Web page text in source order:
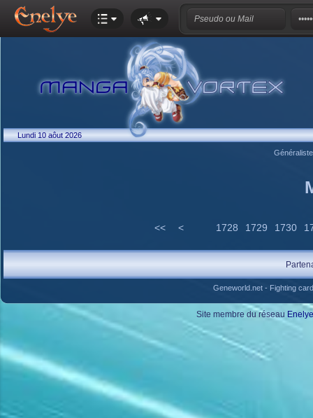
Lundi 10 aôut 2026
<< < 1728 1729 1730
Geneworld.net- Fighting
Site membre du réseau Enelye